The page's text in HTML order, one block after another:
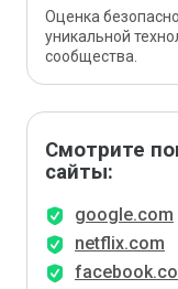
Оценка
уникальной
сообщества.
Смотрите
сайты:
google.com
netflix.com